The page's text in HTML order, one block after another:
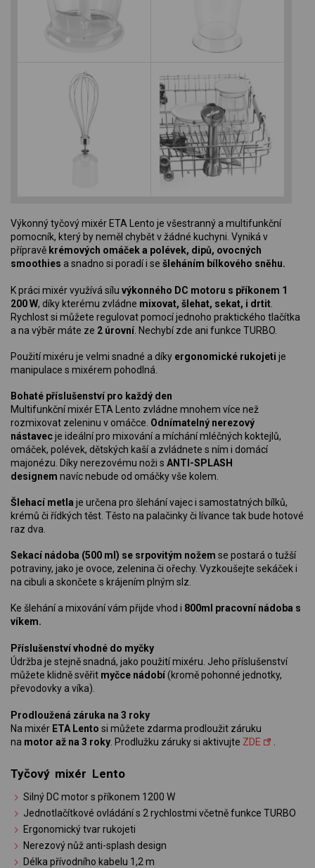
Výkonný tyčový mixér ETA Lento je všestranný a multifunkční
pomocník, který by neměl chybět v žádné kuchyni. Vyniká v
přípravě krémových omáček a polévek, dipů, ovocných
smoothies a snadno si poradí i se šleháním bílkového sněhu.
K práci mixér využívá sílu výkonného DC motoru s příkonem 1
200 W, díky kterému zvládne mixovat, šlehat, sekat, i drtit
Rychlost si můžete regulovat pomocí jednoho praktického tlačítka
a na výběr máte ze 2 úrovní . Nechybí zde ani funkce TURBO.
Použití mixéru je velmi snadné a díky ergonomické rukojeti je
manipulace s mixérem pohodlná.
Bohaté příslušenství pro každý den
Multifunkční mixér ETA Lento zvládne mnohem více než
rozmixovat zeleninu v omáčce. Odnímatelný nerezový
nástavecje ideální pro mixování a míchání mléčných koktejlů,
omáček, polévek, dětských kaší a zvládnete s ním i domácí
majonézu. Díky nerezovému noži s ANTI-SPLASH
designem navíc nebude od omáčky vše kolem.
Šlehací metla je určena pro šlehání vajec i samostatných bílků,
krémů či řídkých těst. Těsto na palačinky či lívance tak bude hotové
raz dva.
Sekací nádoba (500 ml) se srpovitým nožem se postará o tužší
potraviny, jako je ovoce, zelenina či ořechy. Vyzkoušejte sekáček i
na cibuli a skončete s krájením plným slz.
Ke šlehání a mixování vám přijde vhod i 800ml pracovní nádoba s
víkem.
Příslušenství vhodné do myčky
Údržba je stejně snadná, jako použití mixéru. Jeho příslušenství
můžete klidně svěřit myčce nádobí(kromě pohonné jednotky,
převodovky a víka).
Prodloužená záruka na 3 roky
Na mixér ETA Lento si můžete zdarma prodloužit záruku
na motor až na 3 roky . Prodlužku záruky si aktivujte ZDE
Tyčový mixér Lento
Silný DC motor s příkonem 1200 W
Jednotlačítkové ovládání s 2 rychlostmi včetně funkce TURBO
Ergonomický tvar rukojeti
Nerezový nůž anti-splash design
Délka přívodního kabelu 1,2 m